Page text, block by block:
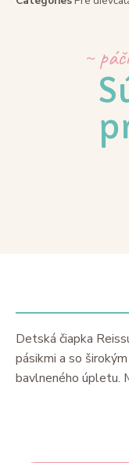
~
Detská čiapka
pásikmi a so
bavlneného úpletu.